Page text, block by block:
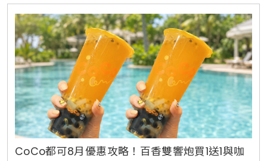
CoCo都可8月優惠攻略！百香雙響炮買1送1與咖